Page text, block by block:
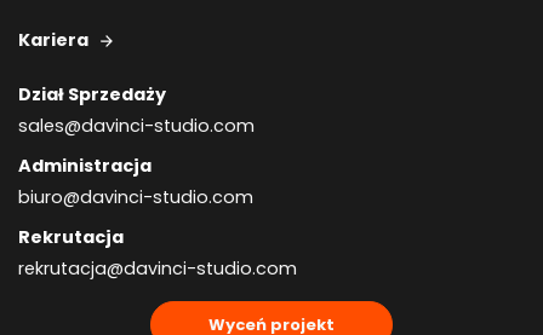
Kariera
Dział Sprzedaży
sales@davinci-studio.com
Administracja
biuro@davinci-studio.com
Rekrutacja
rekrutacja@davinci-studio.com
Wyceń projekt